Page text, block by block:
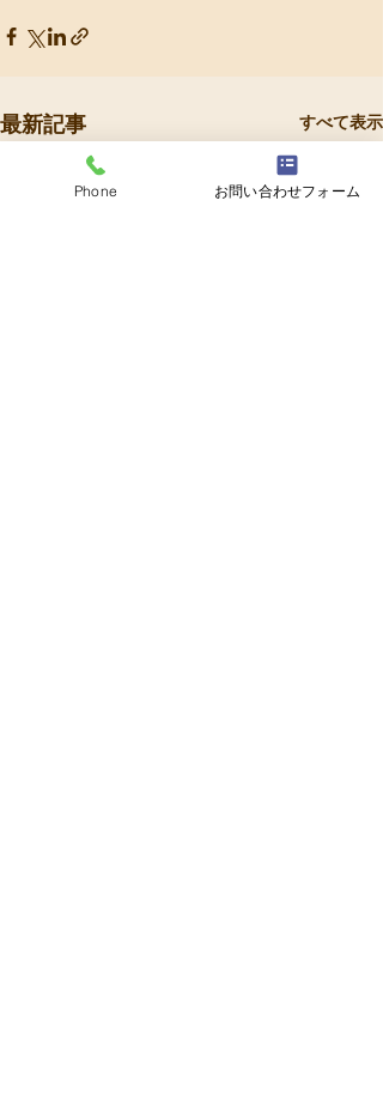
最新記事 すべて表示
Phone お問い合わせフォーム